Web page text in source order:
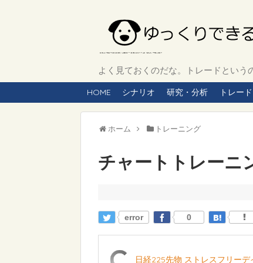
よく見ておくのだな。トレードとい
HOME シナリオ 研究・分析 トレード
ホーム トレーニング
チャートトレーニ
error 0
日経225先物 ストレスフリー